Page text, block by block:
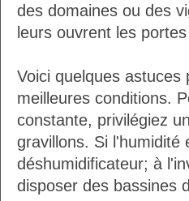
des domaines ou des
leurs ouvrent les
Voici quelques
meilleures conditions.
constante, privilégiez
gravillons. Si l'humidité
déshumidificateur; à
disposer des bassines